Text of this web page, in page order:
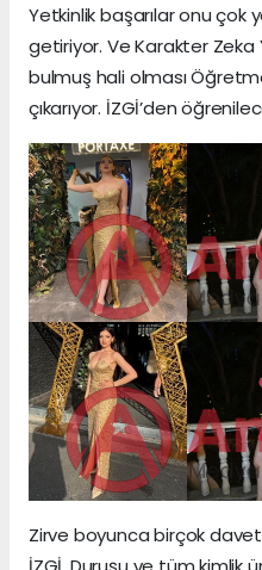
Yetkinlik başarılar onu çok
getiriyor. Ve Karakter Zeka
bulmuş hali olması
çıkarıyor. İZGİ’den
Zirve boyunca birçok